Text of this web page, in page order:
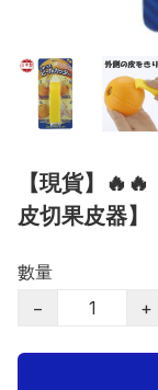
【現貨】
皮切果皮器】
數量
−
+